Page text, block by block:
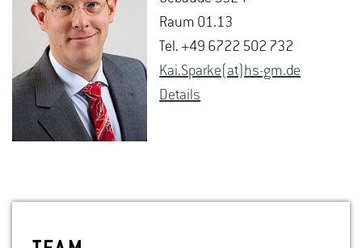
Raum 01.13
Tel. +49 6722 502 732
Kai.​Sparke(at)hs-​gm.​de
De­tails